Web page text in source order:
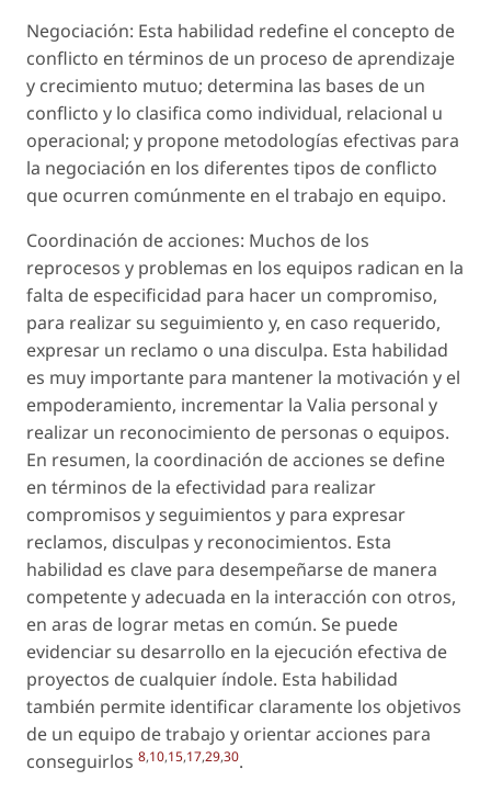
Negociación: Esta habilidad redefine el concepto de
conflicto en términos de un proceso de aprendizaje
y crecimiento mutuo; determina las bases de un
conflicto y lo clasifica como individual, relacional u
operacional; y propone metodologías efectivas para
la negociación en los diferentes tipos de conflicto
que ocurren comúnmente en el trabajo en equipo.
Coordinación de acciones: Muchos de los
reprocesos y problemas en los equipos radican en la
falta de especificidad para hacer un compromiso,
para realizar su seguimiento y, en caso requerido,
expresar un reclamo o una disculpa. Esta habilidad
es muy importante para mantener la motivación y el
empoderamiento, incrementar la Valia personal y
realizar un reconocimiento de personas o equipos.
En resumen, la coordinación de acciones se define
en términos de la efectividad para realizar
compromisos y seguimientos y para expresar
reclamos, disculpas y reconocimientos. Esta
habilidad es clave para desempeñarse de manera
competente y adecuada en la interacción con otros,
en aras de lograr metas en común. Se puede
evidenciar su desarrollo en la ejecución efectiva de
proyectos de cualquier índole. Esta habilidad
también permite identificar claramente los objetivos
de un equipo de trabajo y orientar acciones para
conseguirlos 8,10,15,17,29,30.